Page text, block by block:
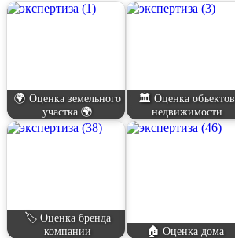
🌍 Оценка земельного
участка 🌍
🏛️ Оценка объектов
недвижимости
🏷️ Оценка бренда
компании
🏠 Оценка дома